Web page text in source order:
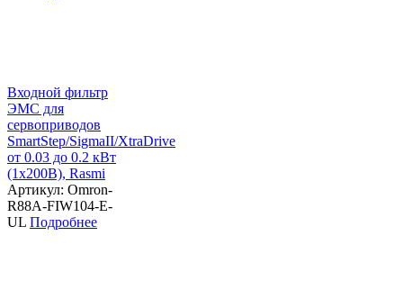
Входной фильтр
ЭМС для
сервоприводов
SmartStep/SigmaII/XtraDrive
от 0.03 до 0.2 кВт
(1х200В), Rasmi
Артикул: Omron-
R88A-FIW104-E-
UL Подробнее